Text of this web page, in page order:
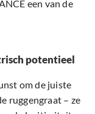
een van de
potentieel
om de juiste
ruggengraat – ze